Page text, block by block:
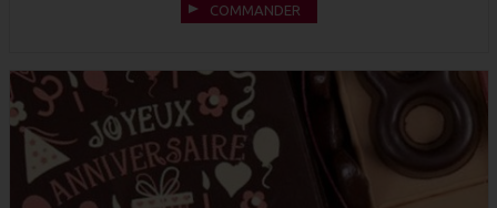
COMMANDER